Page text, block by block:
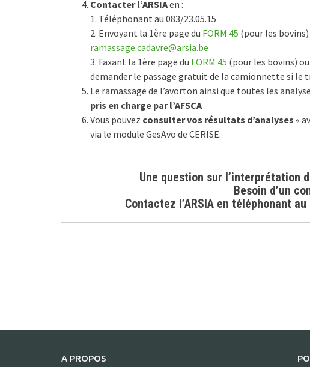
Contacter l’ARSIAen :
1. Téléphonant au 083/23.05.15
2. Envoyant la 1ère page du FORM 45 (pour les bovins)
ramassage.cadavre@arsia.be
3. Faxant la 1ère page du FORM 45 (pour les bovins) ou
demander le passage gratuit de la camionnette si le
Le ramassage de l’avorton ainsi que toutes les
pris en charge par l’AFSCA
Vous pouvez consulter vos résultats d’analyses «
via le module GesAvo de CERISE.
Une question sur l’interprétation
Besoin d’un
Contactez l’ARSIA en téléphonant
A PROPOS